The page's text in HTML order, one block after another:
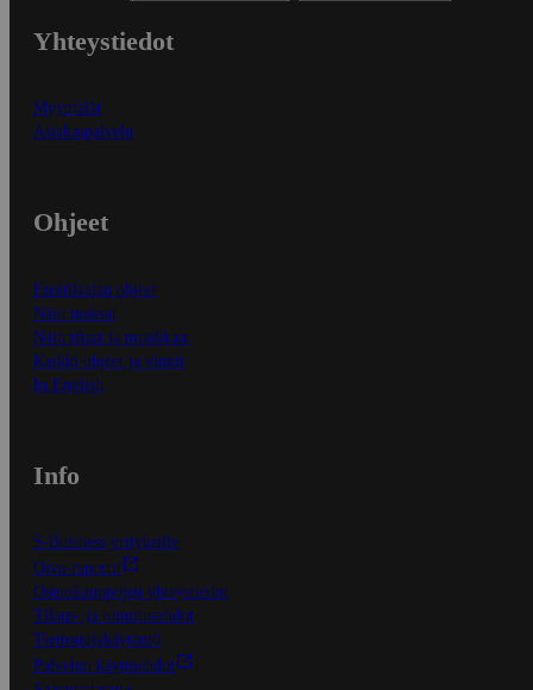
Yhteystiedot
Myymälät
Asiakaspalvelu
Ohjeet
Ensitilaajan ohjeet
Näin maksat
Näin tilaat ja muokkaat
Kaikki ohjeet ja vinkit
In English
Info
S-Business yrityksille
Oiva-raportit
Osuuskauppojen yhteystiedot
Tilaus- ja toimitusehdot
Tietosuojakäytäntö
Palvelun käyttöehdot